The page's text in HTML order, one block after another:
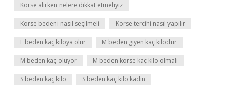
Korse alırken nelere dikkat etmeliyiz
Korse bedeni nasıl seçilmeli Korse tercihi nasıl yapılır
L beden kaç kiloya olur M beden giyen kaç kilodur
M beden kaç oluyor M beden korse kaç kilo olmalı
S beden kaç kilo S beden kaç kilo kadın